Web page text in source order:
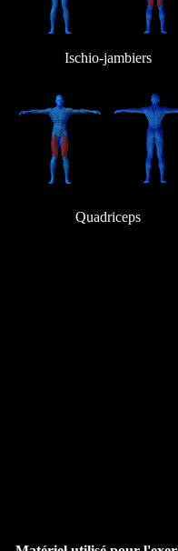
Ischio-jambiers
Quadriceps